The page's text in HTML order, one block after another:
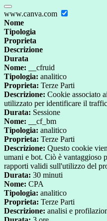
www.canva.com
Nome
Tipologia
Proprieta
Descrizione
Durata
Nome: __cfruid
Tipologia: analitico
Proprieta: Terze Parti
Descrizione: Cookie associato
utilizzato per identificare il
Durata: Sessione
Nome: __cf_bm
Tipologia: analitico
Proprieta: Terze Parti
Descrizione: Questo cookie
umani e bot. Ciò è vantaggioso
rapporti validi sull'utilizzo del
Durata: 30 minuti
Nome: CPA
Tipologia: analitico
Proprieta: Terze Parti
Descrizione: analisi e